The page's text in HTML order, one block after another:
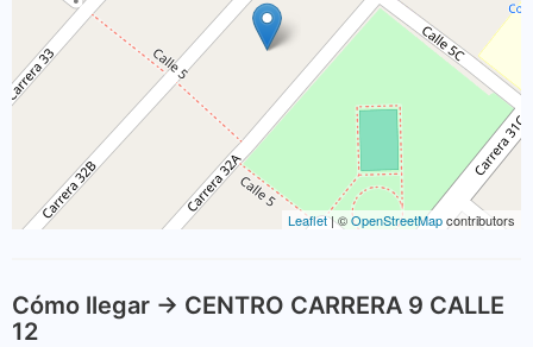
Leaflet| ©OpenStreetMapcontributors
Cómo llegar -> CENTRO CARRERA 9 CALLE
12